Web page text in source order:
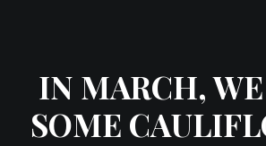
IN MARCH,
SOME